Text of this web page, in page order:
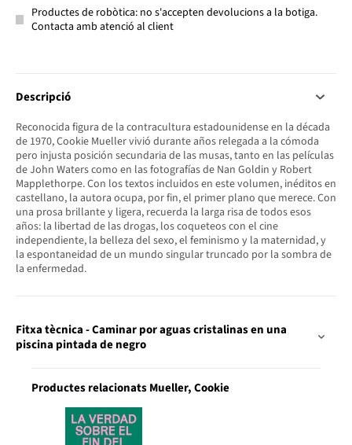
Productes de robòtica: no s'accepten devolucions a la botiga.
Contacta amb atenció al client
Descripció
Reconocida figura de la contracultura estadounidense en la década
de 1970, Cookie Mueller vivió durante años relegada a la cómoda
pero injusta posición secundaria de las musas, tanto en las películas
de John Waters como en las fotografías de Nan Goldin y Robert
Mapplethorpe. Con los textos incluidos en este volumen, inéditos en
castellano, la autora ocupa, por fin, el primer plano que merece. Con
una prosa brillante y ligera, recuerda la larga risa de todos esos
años: la libertad de las drogas, los coqueteos con el cine
independiente, la belleza del sexo, el feminismo y la maternidad, y
la espontaneidad de un mundo singular truncado por la sombra de
la enfermedad.
Fitxa tècnica - Caminar por aguas cristalinas en una
piscina pintada de negro
Productes relacionats Mueller, Cookie